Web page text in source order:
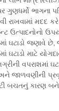
ભાગના
રાખવામાં મદદ
ઉત્પાદનોનો
ઘટાડો જણાવે છે,
ઘટાડો માટે
વપરાશમાં
જાળવણીની
બચતનું કારણ